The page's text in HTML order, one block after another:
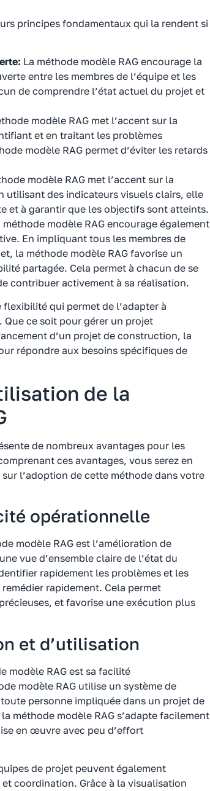
principes fondamentaux qui la rendent si
La méthode modèle RAG encourage la
entre les membres de l’équipe et les
de comprendre l’état actuel du projet et
modèle RAG met l’accent sur la
et en traitant les problèmes
modèle RAG permet d’éviter les retards
modèle RAG met l’accent sur la
utilisant des indicateurs visuels clairs, elle
et à garantir que les objectifs sont atteints.
modèle RAG encourage également
En impliquant tous les membres de
la méthode modèle RAG favorise un
partagée. Cela permet à chacun de se
contribuer activement à sa réalisation.
qui permet de l’adapter à
ce soit pour gérer un projet
d’un projet de construction, la
répondre aux besoins spécifiques de
de la
de nombreux avantages pour les
ces avantages, vous serez en
l’adoption de cette méthode dans votre
opérationnelle
modèle RAG est l’amélioration de
vue d’ensemble claire de l’état du
rapidement les problèmes et les
rapidement. Cela permet
et favorise une exécution plus
et d’utilisation
modèle RAG est sa facilité
modèle RAG utilise un système de
personne impliquée dans un projet de
méthode modèle RAG s’adapte facilement
en œuvre avec peu d’effort
de projet peuvent également
coordination. Grâce à la visualisation